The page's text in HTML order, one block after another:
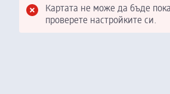
Картата не може да бъде
проверете настройките си.